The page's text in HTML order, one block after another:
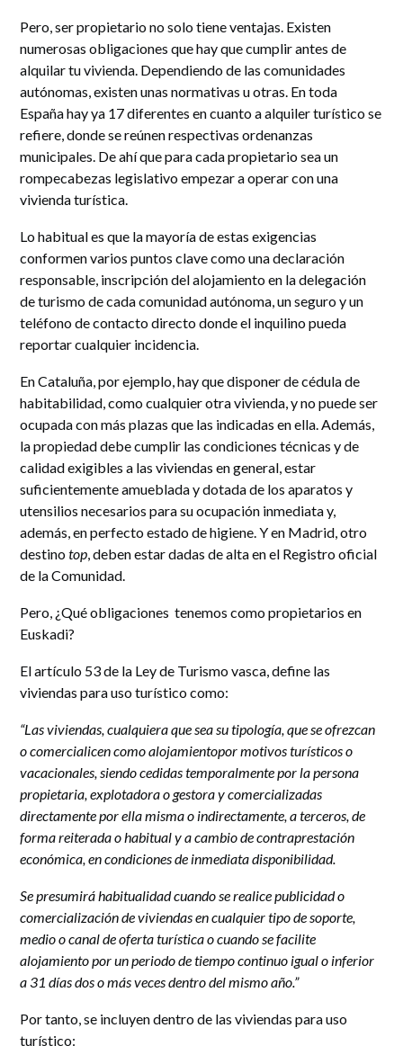
Pero, ser propietario no solo tiene ventajas. Existen
numerosas obligaciones que hay que cumplir antes de
alquilar tu vivienda. Dependiendo de las comunidades
autónomas, existen unas normativas u otras. En toda
España hay ya 17 diferentes en cuanto a alquiler turístico se
refiere, donde se reúnen respectivas ordenanzas
municipales. De ahí que para cada propietario sea un
rompecabezas legislativo empezar a operar con una
vivienda turística.
Lo habitual es que la mayoría de estas exigencias
conformen varios puntos clave como una declaración
responsable, inscripción del alojamiento en la delegación
de turismo de cada comunidad autónoma, un seguro y un
teléfono de contacto directo donde el inquilino pueda
reportar cualquier incidencia.
En Cataluña, por ejemplo, hay que disponer de cédula de
habitabilidad, como cualquier otra vivienda, y no puede ser
ocupada con más plazas que las indicadas en ella. Además,
la propiedad debe cumplir las condiciones técnicas y de
calidad exigibles a las viviendas en general, estar
suficientemente amueblada y dotada de los aparatos y
utensilios necesarios para su ocupación inmediata y,
además, en perfecto estado de higiene. Y en Madrid, otro
destinotop, deben estar dadas de alta en el Registro oficial
de la Comunidad.
Pero, ¿Qué obligaciones tenemos como propietarios en
Euskadi?
El artículo 53 de la Ley de Turismo vasca, define las
viviendas para uso turístico como:
“Las viviendas, cualquiera que sea su tipología, que se ofrezcan
o comercialicen como alojamientopor motivos turísticos o
vacacionales, siendo cedidas temporalmente por la persona
propietaria, explotadora o gestora y comercializadas
directamente por ella misma o indirectamente, a terceros, de
forma reiterada o habitual y a cambio de contraprestación
económica, en condiciones de inmediata disponibilidad.
Se presumirá habitualidad cuando se realice publicidad o
comercialización de viviendas en cualquier tipo de soporte,
medio o canal de oferta turística o cuando se facilite
alojamiento por un periodo de tiempo continuo igual o inferior
a 31 días dos o más veces dentro del mismo año.”
Por tanto, se incluyen dentro de las viviendas para uso
turístico: